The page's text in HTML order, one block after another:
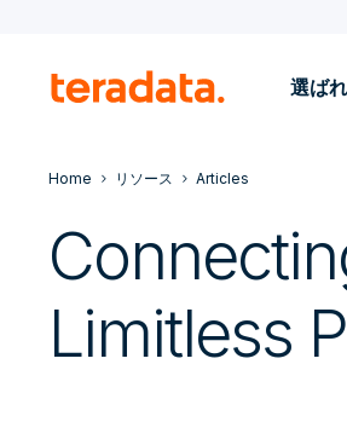
選ば
Home リソース Articles
Limitless